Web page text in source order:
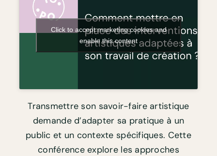
Click to accept marketing cookies and
enable this content
Transmettre son savoir-faire artistique
demande d’adapter sa pratique à un
public et un contexte spécifiques. Cette
conférence explore les approches